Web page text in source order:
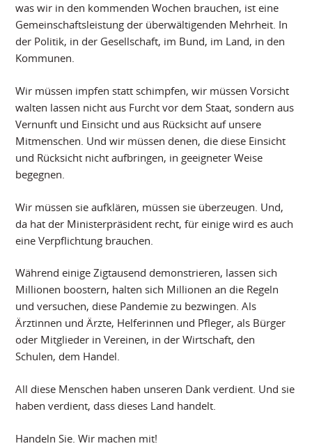
was wir in den kommenden Wochen brauchen, ist eine
Gemeinschaftsleistung der überwältigenden Mehrheit. In
der Politik, in der Gesellschaft, im Bund, im Land, in den
Kommunen.
Wir müssen impfen statt schimpfen, wir müssen Vorsicht
walten lassen nicht aus Furcht vor dem Staat, sondern aus
Vernunft und Einsicht und aus Rücksicht auf unsere
Mitmenschen. Und wir müssen denen, die diese Einsicht
und Rücksicht nicht aufbringen, in geeigneter Weise
begegnen.
Wir müssen sie aufklären, müssen sie überzeugen. Und,
da hat der Ministerpräsident recht, für einige wird es auch
eine Verpflichtung brauchen.
Während einige Zigtausend demonstrieren, lassen sich
Millionen boostern, halten sich Millionen an die Regeln
und versuchen, diese Pandemie zu bezwingen. Als
Ärztinnen und Ärzte, Helferinnen und Pfleger, als Bürger
oder Mitglieder in Vereinen, in der Wirtschaft, den
Schulen, dem Handel.
All diese Menschen haben unseren Dank verdient. Und sie
haben verdient, dass dieses Land handelt.
Handeln Sie. Wir machen mit!